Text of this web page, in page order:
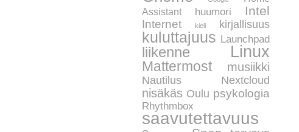
Assistant
huumori Intel
Internet kieli kirjallisuus
kuluttajuus Launchpad
liikenne Linux
Mattermost musiikki
Nautilus Nextcloud
nisäkäs Oulu psykologia
Rhythmbox
saavutettavuus